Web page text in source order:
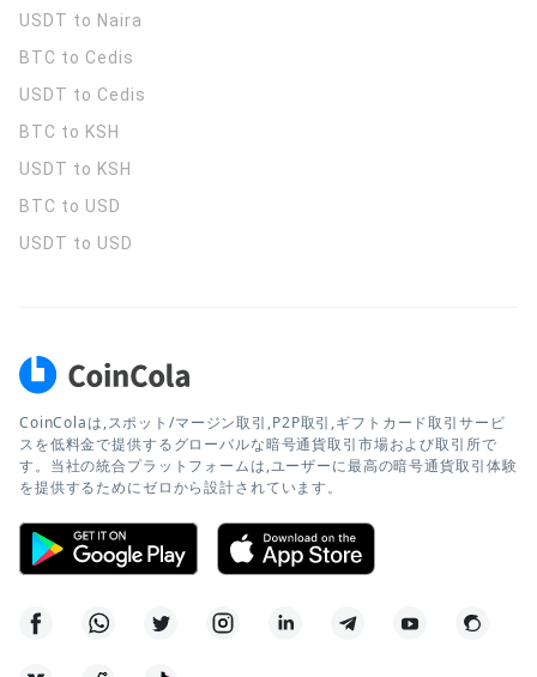
USDT to Naira
BTC to Cedis
USDT to Cedis
BTC to KSH
USDT to KSH
BTC to USD
USDT to USD
CoinColaは,スポット/マージン取引,P2P取引,ギフトカード取引サービ
スを低料金で提供するグローバルな暗号通貨取引市場および取引所で
す。当社の統合プラットフォームは,ユーザーに最高の暗号通貨取引体験
を提供するためにゼロから設計されています。